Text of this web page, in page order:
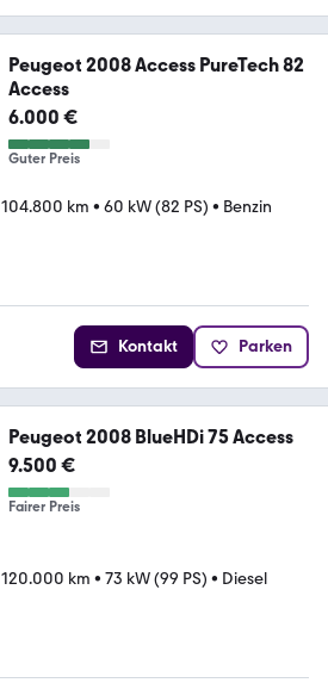
Peugeot 2008 Access PureTech 82
Access
6.000 €
Guter Preis
104.800 km • 60 kW (82 PS) • Benzin
Kontakt Parken
Peugeot 2008 BlueHDi 75 Access
9.500 €
Fairer Preis
120.000 km • 73 kW (99 PS) • Diesel